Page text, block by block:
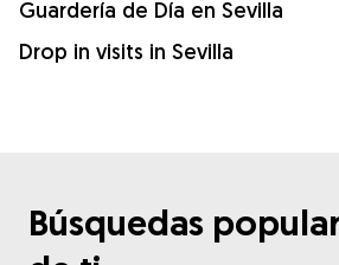
Guardería de Día en Sevilla
Drop in visits in Sevilla
Búsquedas